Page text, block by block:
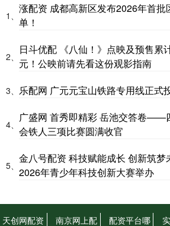
1、
涨配资 成都高新区发布2026年首
单！
2、
日斗优配 《八仙！》点映及预售累
元！公映前请先看这份观影指南
3、 乐配网 广元元宝山铁路专用线正式
4、
广盛网 首秀即精彩 岳池交答卷——
会铁人三项比赛圆满收官
5、
金八号配资 科技赋能成长 创新筑
2026年青少年科技创新大赛举办
天创网配资 南京网上配 配资平台哪